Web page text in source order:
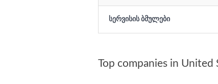
სერვისის ბმულები
Top companies in United